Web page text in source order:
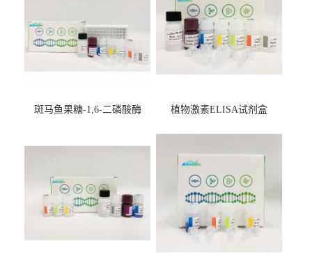
斑马鱼果糖-1,6-二磷酸酶
盒
植物激素ELISA试剂盒